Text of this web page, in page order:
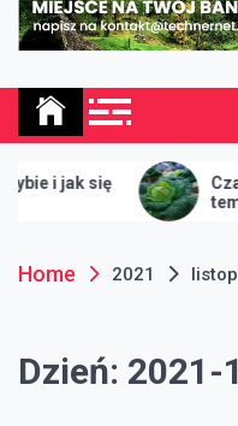
jak się
Czas
temat
Home 2021
Dzień: 2021-